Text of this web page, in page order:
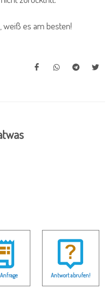
weiß es am besten!
Antwort abrufen!